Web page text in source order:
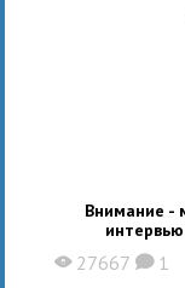
Внимание -
X 27667 K 1